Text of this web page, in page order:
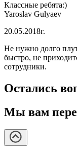
Классные ребята:)
Yaroslav Gulyaev
20.05.2018г.
Не нужно долго
быстро, не
сотрудники.
Остались
Мы вам